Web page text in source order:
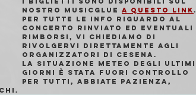
nostro MusicGlue a questo link.
Per tutte le info riguardo al
concerto rinviato ed eventuali
rimborsi, vi chiediamo di
rivolgervi direttamente agli
organizzatori di Cesena.
La situazione meteo degli ultimi
giorni è stata fuori controllo
per tutti, abbiate pazienza,